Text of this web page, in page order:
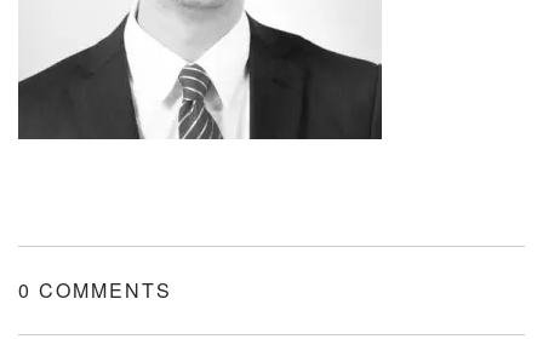
0 COMMENTS